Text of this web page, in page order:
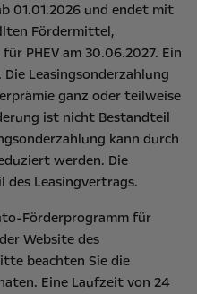
01.01.2026 und endet mit
Fördermittel,
PHEV am 30.06.2027. Ein
Leasingsonderzahlung
ganz oder teilweise
ist nicht Bestandteil
kann durch
werden. Die
Leasingvertrags.
Förderprogramm für
Website des
beachten Sie die
Eine Laufzeit von 24